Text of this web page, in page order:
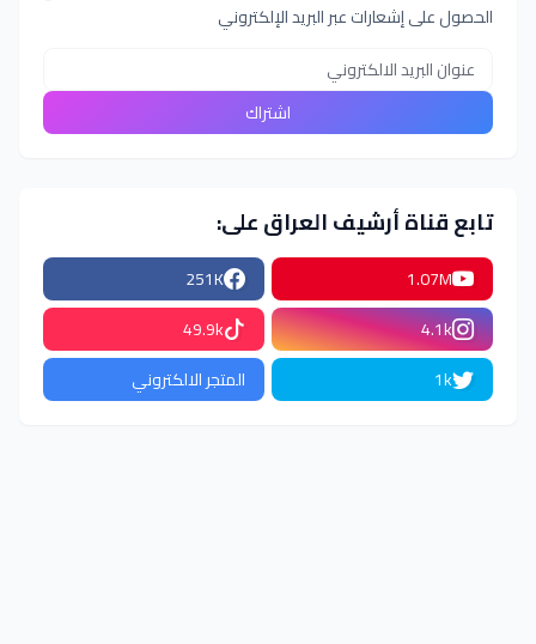
الحصول على إشعارات عبر البريد الإلكتروني
تابع قناة أرشيف العراق على:
1.07M
251K
4.1k
49.9k
1k
المتجر الالكتروني